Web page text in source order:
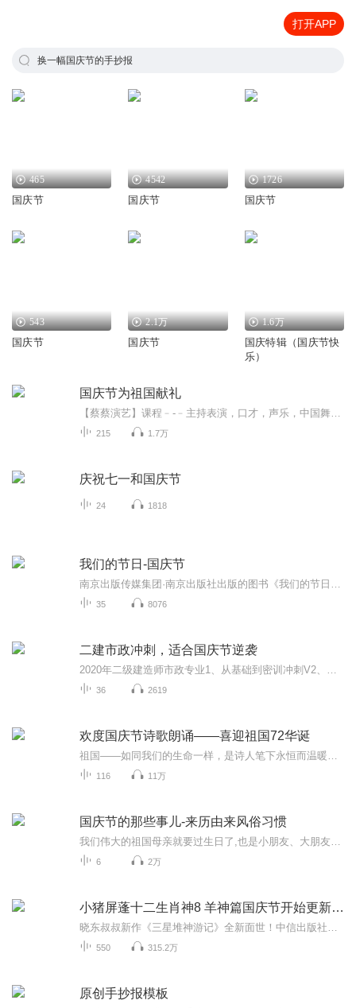
打开APP
换一幅国庆节的手抄报
465
国庆节
4542
国庆节
1726
国庆节
543
国庆节
2.1万
国庆节
1.6万
国庆特辑（国庆节快
乐）
国庆节为祖国献礼
215 1.7万
庆祝七一和国庆节
24 1818
我们的节日-国庆节
35 8076
二建市政冲刺，适合国庆节逆袭
36 2619
欢度国庆节诗歌朗诵——喜迎祖国72华诞
116 11万
国庆节的那些事儿-来历由来风俗习惯
6 2万
小猪屏蓬十二生肖神8 羊神篇国庆节开始更新啦！
550 315.2万
原创手抄报模板